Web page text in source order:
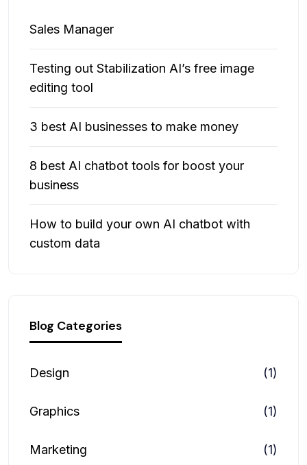
Sales Manager
Testing out Stabilization AI’s free image
editing tool
3 best AI businesses to make money
8 best AI chatbot tools for boost your
business
How to build your own AI chatbot with
custom data
Blog Categories
Design (1)
Graphics (1)
Marketing (1)